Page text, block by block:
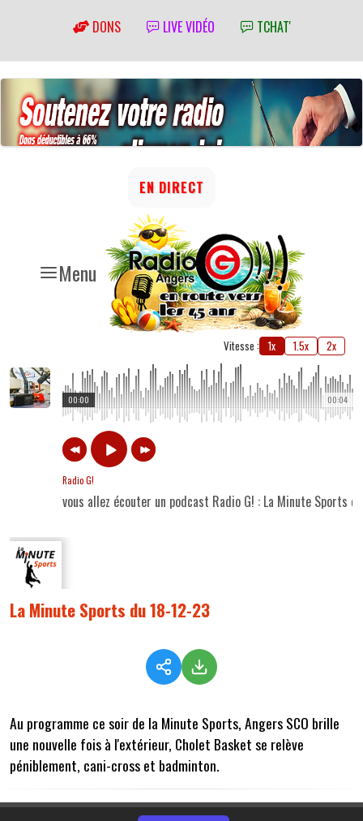
DONS LIVE VIDÉO TCHAT'
Menu
EN DIRECT
Vitesse : 1x 1.5x 2x
00:04
00:00
Radio G!
vous allez écouter un podcast Radio G! : La Minute Sports
La Minute Sports du 18-12-23
Au programme ce soir de la Minute Sports, Angers SCO brille
une nouvelle fois à l'extérieur, Cholet Basket se relève
péniblement, cani-cross et badminton.